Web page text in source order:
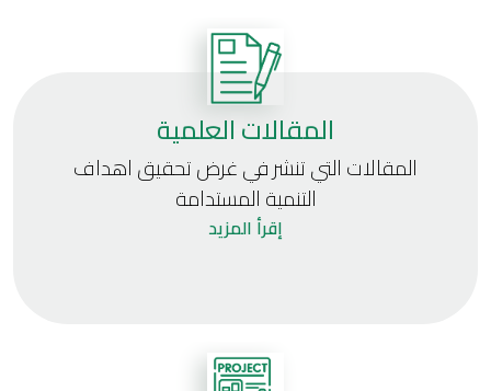
المقالات العلمية
المقالات التي تنشر في غرض تحقيق اهداف
التنمية المستدامة
إقرأ المزيد